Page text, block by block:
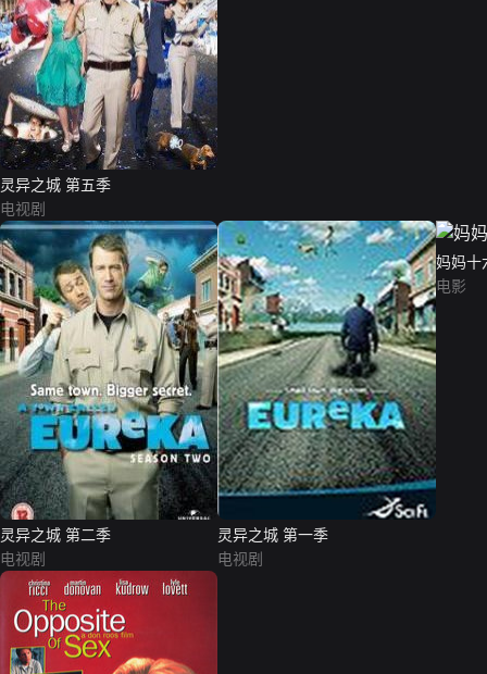
灵异之城 第五季
电视剧
灵异之城 第二季
电视剧
灵异之城 第一季
电视剧
妈妈十
电影